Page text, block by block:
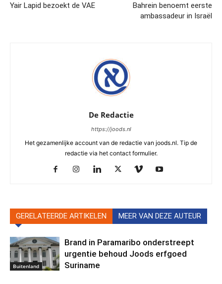
Yair Lapid bezoekt de VAE
Bahrein benoemt eerste
ambassadeur in Israël
De Redactie
https://joods.nl
Het gezamenlijke account van de redactie van joods.nl. Tip de
redactie via het contact formulier.
GERELATEERDE ARTIKELEN MEER VAN DEZE AUTEUR
Buitenland
Brand in Paramaribo onderstreept
urgentie behoud Joods erfgoed
Suriname